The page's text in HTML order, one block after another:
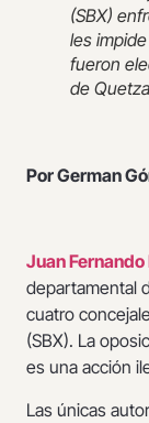
(SBX)
les
fueron
de
Por German
Juan
departamental
cuatro
(SBX). La
es una acción
Las únicas